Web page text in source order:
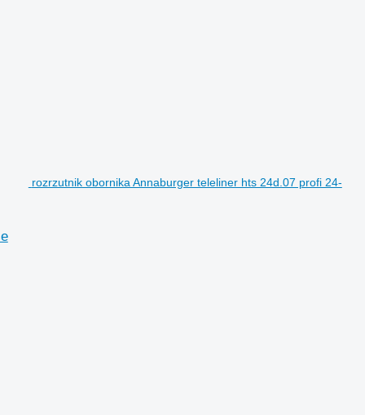
rozrzutnik obornika Annaburger teleliner hts 24d.07 profi 24-